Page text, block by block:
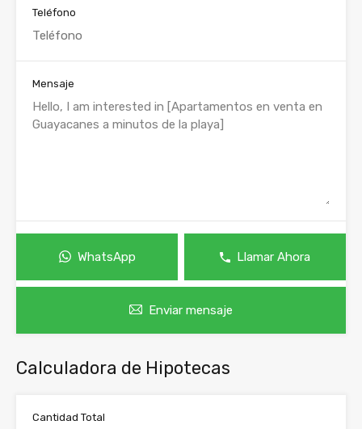
Teléfono
Mensaje
WhatsApp Llamar Ahora
Enviar mensaje
Calculadora de Hipotecas
Cantidad Total